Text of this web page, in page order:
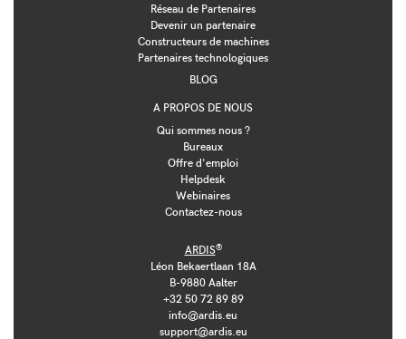
Réseau de Partenaires
Devenir un partenaire
Constructeurs de machines
Partenaires technologiques
BLOG
A PROPOS DE NOUS
Qui sommes nous ?
Bureaux
Offre d'emploi
Helpdesk
Webinaires
Contactez-nous
ARDIS®
Léon Bekaertlaan 18A
B-9880 Aalter
+32 50 72 89 89
info@ardis.eu
support@ardis.eu